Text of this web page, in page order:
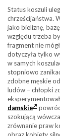
Status koszuli
chrześcijaństwa.
jako bieliznę,
względu trzeba
fragment nie
dotyczyła tylko
w samych
stopniowo
zdobne męskie
ludów – chłopki
damskie
szokującą
zrównanie praw
obraz kobiety